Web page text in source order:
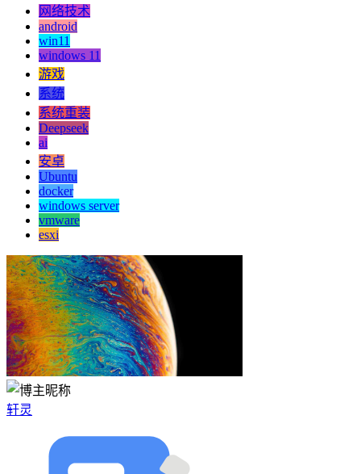
网络技术
android
win11
windows 11
游戏
系统
系统重装
Deepseek
ai
安卓
Ubuntu
docker
windows server
vmware
esxi
轩灵